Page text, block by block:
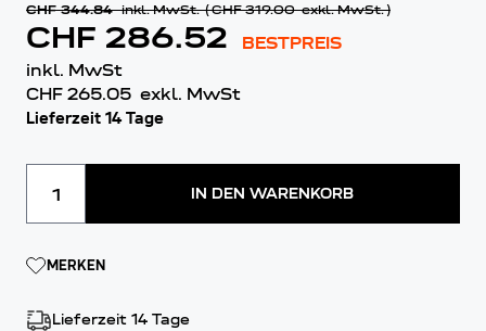
CHF 344.84 inkl. MwSt. (CHF 319.00exkl. MwSt.)
CHF 286.52
BESTPREIS
inkl. MwSt
CHF 265.05 exkl. MwSt
Lieferzeit 14 Tage
IN DEN WARENKORB
MERKEN
Lieferzeit 14 Tage